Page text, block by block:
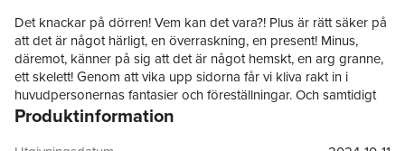
Det knackar på dörren! Vem kan det vara?! Plus är rätt säker på
att det är något härligt, en överraskning, en present! Minus,
däremot, känner på sig att det är något hemskt, en arg granne,
ett skelett! Genom att vika upp sidorna får vi kliva rakt in i
huvudpersonernas fantasier och föreställningar. Och samtidigt
ställa oss frågan: Vem tror vi att det är som döljer sig BAKOM
Produktinformation